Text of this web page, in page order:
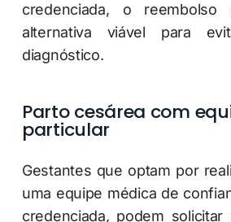
credenciada, o
alternativa viável para
diagnóstico.
Parto cesárea com
particular
Gestantes que optam por
uma equipe médica de
credenciada, podem solicitar